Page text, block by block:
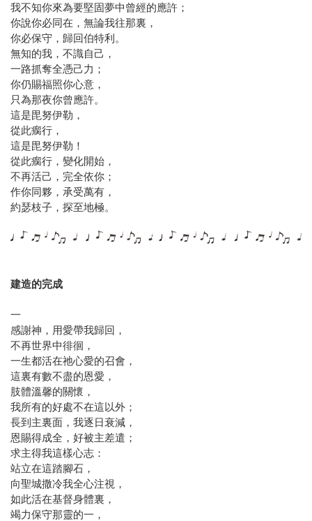
我不知你來為要堅固夢中曾經的應許；
你說你必同在，無論我往那裏，
你必保守，歸回伯特利。
無知的我，不識自己，
一路抓奪全憑己力；
你仍賜福照你心意，
只為那夜你曾應許。
這是毘努伊勒，
從此瘸行，
這是毘努伊勒！
從此瘸行，變化開始，
不再活己，完全依你；
作你同夥，承受萬有，
約瑟枝子，探至地極。
建造的完成
一
感謝神，用愛帶我歸回，
不再世界中徘徊，
一生都活在祂心愛的召會，
這裏有數不盡的恩愛，
肢體溫馨的關懷，
我所有的好處不在這以外；
長到主裏面，我逐日衰減，
恩賜得成全，好被主差遣；
求主得我這樣心志：
站立在這踏腳石，
向聖城撒冷我全心注視，
如此活在基督身體裏，
竭力保守那靈的一，